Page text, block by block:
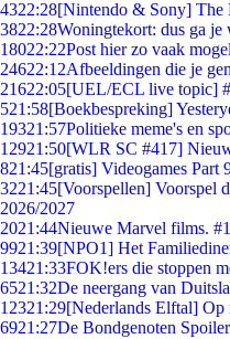
4322:28[Nintendo & Sony] The
3822:28Woningtekort: dus ga je
18022:22Post hier zo vaak
24622:12Afbeeldingen die je
21622:05[UEL/ECL live
521:58[Boekbespreking]
19321:57Politieke meme's en
12921:50[WLR SC #417]
821:45[gratis] Videogames Part
3221:45[Voorspellen] Voorspel
2026/2027
2021:44Nieuwe Marvel films.
9921:39[NPO1] Het
13421:33FOK!ers die stoppen
6521:32De neergang van
12321:29[Nederlands Elftal]
6921:27De Bondgenoten